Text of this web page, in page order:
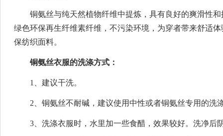
铜氨丝与纯天然植物纤维中提炼，具有良好的爽滑性
绿色环保再生纤维素纤维，不污染环境，为穿者带来舒适
保纺织面料。
铜氨丝衣服的洗涤方式：
1、建议干洗。
2、铜氨丝不耐碱，建议使用中性或者铜氨丝专用的洗
3、洗涤衣服时，水里加一些食醋，效果较好。洗净后